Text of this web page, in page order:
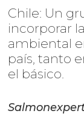
Chile: Un
incorporar
ambiental
país, tanto
el básico.